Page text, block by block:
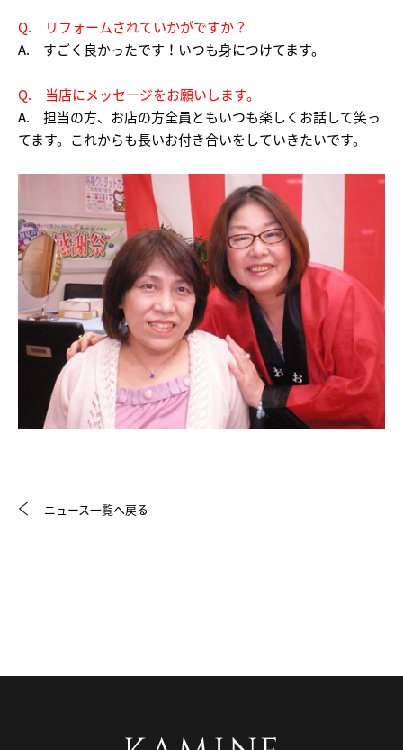
Q. リフォームされていかがですか？
A. すごく良かったです！いつも身につけてます。
Q. 当店にメッセージをお願いします。
A. 担当の方、お店の方全員ともいつも楽しくお話して笑っ
てます。これからも長いお付き合いをしていきたいです。
ニュース一覧へ戻る